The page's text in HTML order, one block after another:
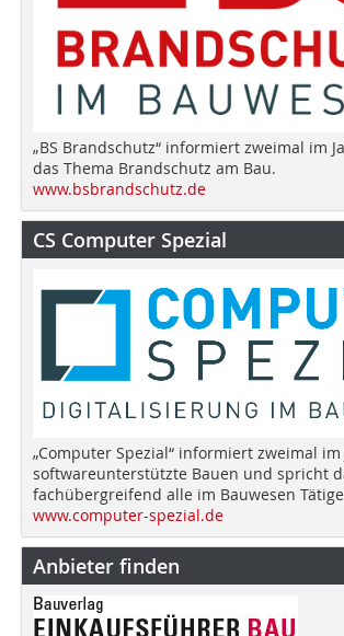
„BS Brandschutz“ informiert zweimal im
das Thema Brandschutz am Bau.
www.bsbrandschutz.de
CS Computer Spezial
„Computer Spezial“ informiert zweimal
softwareunterstützte Bauen und spricht
fachübergreifend alle im Bauwesen
www.computer-spezial.de
Anbieter finden